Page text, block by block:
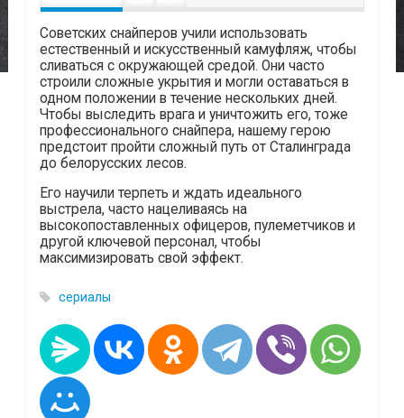
Советских снайперов учили использовать
естественный и искусственный камуфляж, чтобы
сливаться с окружающей средой. Они часто
строили сложные укрытия и могли оставаться в
одном положении в течение нескольких дней.
Чтобы выследить врага и уничтожить его, тоже
профессионального снайпера, нашему герою
предстоит пройти сложный путь от Сталинграда
до белорусских лесов.
Его научили терпеть и ждать идеального
выстрела, часто нацеливаясь на
высокопоставленных офицеров, пулеметчиков и
другой ключевой персонал, чтобы
максимизировать свой эффект.
сериалы